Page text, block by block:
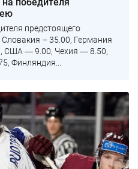
победителя
предстоящего
– 35.00, Германия
США ― 9.00, Чехия ― 8.50,
Финляндия...